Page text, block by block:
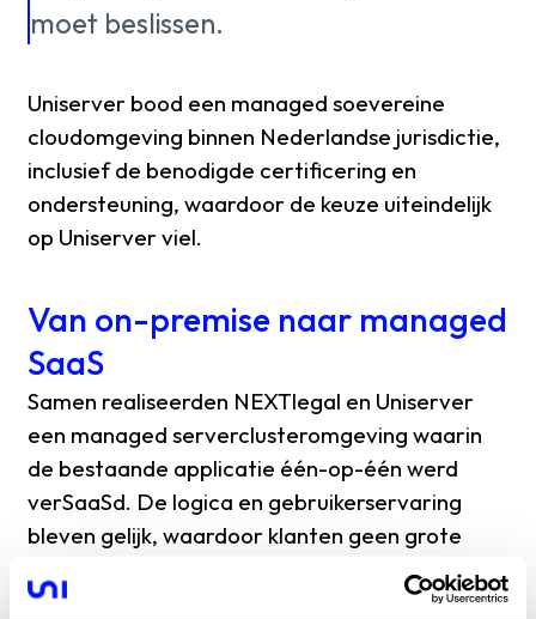
moet beslissen.
Uniserver bood een managed soevereine
cloudomgeving binnen Nederlandse jurisdictie,
inclusief de benodigde certificering en
ondersteuning, waardoor de keuze uiteindelijk
op Uniserver viel.
Van on-premise naar managed
SaaS
Samen realiseerden NEXTlegal en Uniserver
een managed serverclusteromgeving waarin
de bestaande applicatie één-op-één werd
verSaaSd. De logica en gebruikerservaring
bleven gelijk, waardoor klanten geen grote
Het grootste verschil zit achter de schermen.